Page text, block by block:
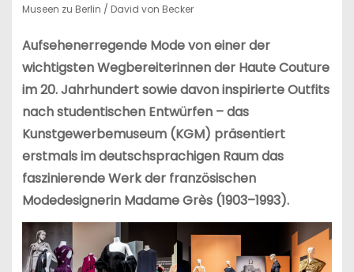
Museen zu Berlin / David von Becker
Aufsehenerregende Mode von einer der
wichtigsten Wegbereiterinnen der Haute Couture
im 20. Jahrhundert sowie davon inspirierte Outfits
nach studentischen Entwürfen – das
Kunstgewerbemuseum (KGM) präsentiert
erstmals im deutschsprachigen Raum das
faszinierende Werk der französischen
Modedesignerin Madame Grès (1903–1993).